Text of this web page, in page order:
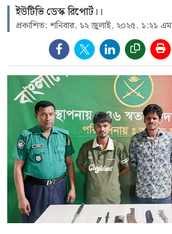
ইউটিভি ডেস্ক রিপোর্ট।।
প্রকাশিত: শনিবার, ১২ জুলাই, ২০২৫, ১:২১ এম